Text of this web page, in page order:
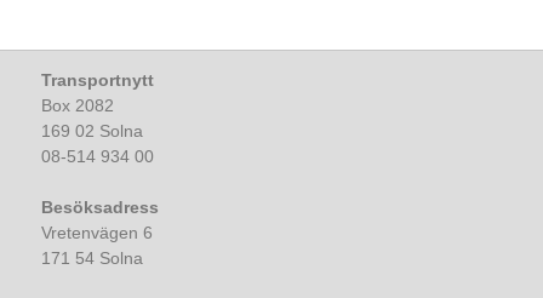
Transportnytt
Box 2082
169 02 Solna
08-514 934 00
Besöksadress
Vretenvägen 6
171 54 Solna